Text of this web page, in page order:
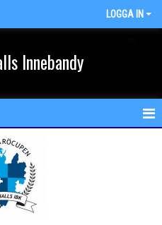
LOGGA IN
Innebandy